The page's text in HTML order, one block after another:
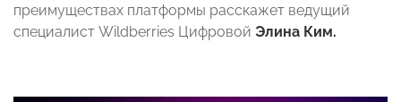
преимуществах платформы расскажет ведущий
специалист Wildberries Цифровой Элина Ким.